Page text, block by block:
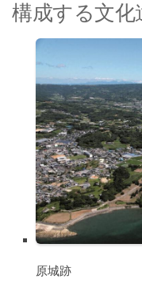
構成する文化
原城跡